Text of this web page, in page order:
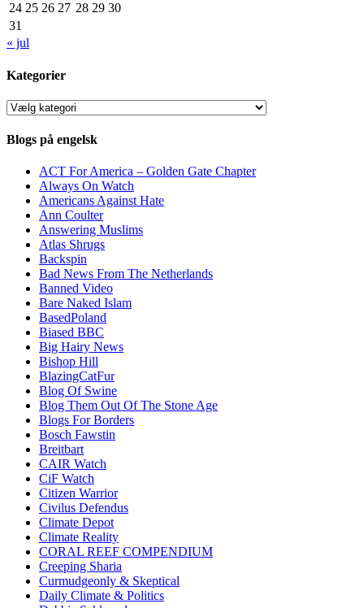
24 25 26 27 28 29 30
31
« jul
Kategorier
Kategorier
Blogs på engelsk
ACT For America – Golden Gate Chapter
Always On Watch
Americans Against Hate
Ann Coulter
Answering Muslims
Atlas Shrugs
Backspin
Bad News From The Netherlands
Banned Video
Bare Naked Islam
BasedPoland
Biased BBC
Big Hairy News
Bishop Hill
BlazingCatFur
Blog Of Swine
Blog Them Out Of The Stone Age
Blogs For Borders
Bosch Fawstin
Breitbart
CAIR Watch
CiF Watch
Citizen Warrior
Civilus Defendus
Climate Depot
Climate Reality
CORAL REEF COMPENDIUM
Creeping Sharia
Curmudgeonly & Skeptical
Daily Climate & Politics